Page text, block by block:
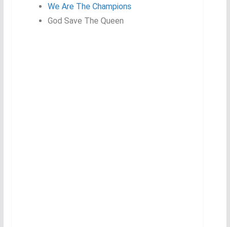
We Are The Champions
God Save The Queen